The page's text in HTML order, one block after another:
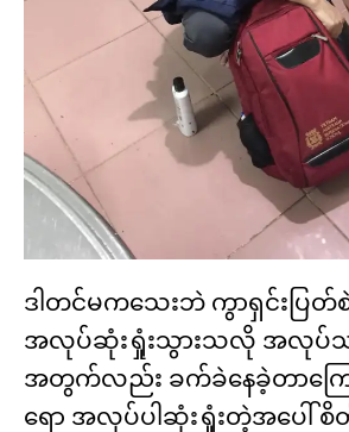
ဒါတင်မကသေးဘဲ ကွာရှင်းပြတ်
အလုပ်ဆုံးရှုံးသွားသလို အလုပ်သ
အတွက်လည်း ခက်ခဲနေခဲ့တာကြေ
ရော အလုပ်ပါဆုံးရှုံးတဲ့အပေါ်